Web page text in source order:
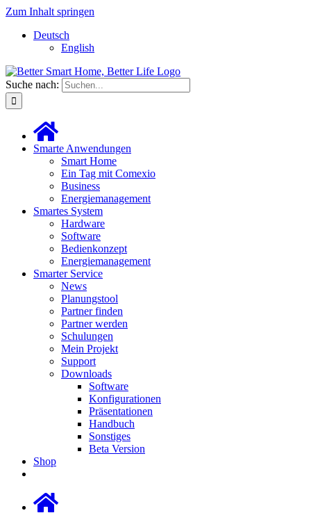
Zum Inhalt springen
Deutsch
English
Suche nach:
Smarte Anwendungen
Smart Home
Ein Tag mit Comexio
Business
Energiemanagement
Smartes System
Hardware
Software
Bedienkonzept
Energiemanagement
Smarter Service
News
Planungstool
Partner finden
Partner werden
Schulungen
Mein Projekt
Support
Downloads
Software
Konfigurationen
Präsentationen
Handbuch
Sonstiges
Beta Version
Shop